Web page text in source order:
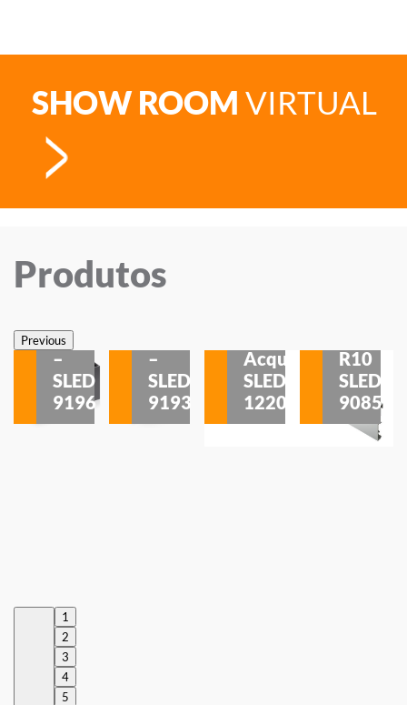
SHOW ROOM VIRTUAL
Produtos
PreviousSobrepor
–
SLED
9196
–
SLED
9193
Acqua
SLED
1220
R10
SLED
9085
1
2
3
4
5